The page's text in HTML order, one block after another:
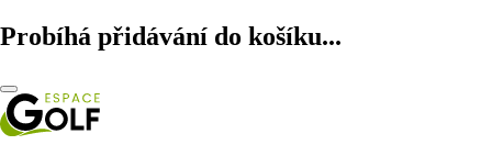
Probíhá přidávání do košíku...